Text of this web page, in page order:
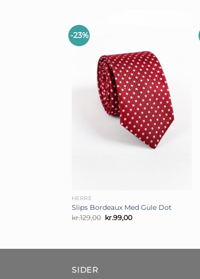
-23%
HERRE
Slips Bordeaux Med Gule Dot
kr.129,00 Den
oprindelige
kr.99,00Den
SIDER